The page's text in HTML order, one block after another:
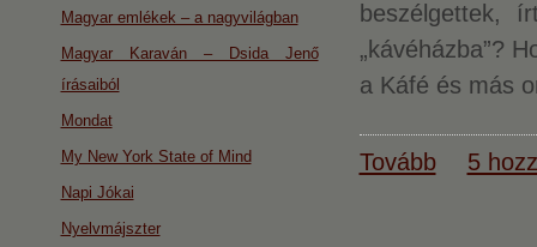
beszélgettek,
„kávéházba”?
a Káfé és más
Tovább 5
Magyar emlékek – a nagyvilágban
Magyar Karaván – Dsida Jenő
írásaiból
Mondat
My New York State of Mind
Napi Jókai
Nyelvmájszter